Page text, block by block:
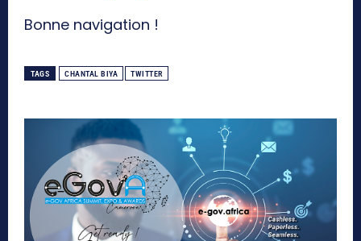
Bonne navigation !
TAGS CHANTAL BIYA TWITTER